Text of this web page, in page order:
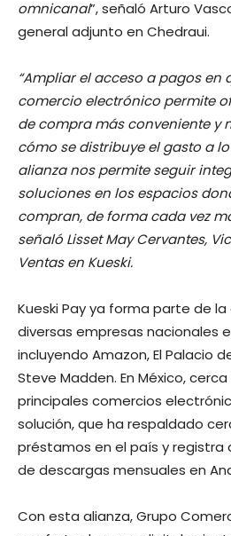
omnicanal”, señaló Arturo
general adjunto en Chedraui.
“Ampliar el acceso a pagos en
comercio electrónico permite
de compra más conveniente y
cómo se distribuye el gasto a
alianza nos permite seguir
soluciones en los espacios
compran, de forma cada vez
señaló Lisset May Cervantes,
Ventas en Kueski.
Kueski Pay ya forma parte de
diversas empresas nacionales
incluyendo Amazon, El Palacio
Steve Madden. En México,
principales comercios
solución, que ha respaldado
préstamos en el país y registra
de descargas mensuales en
Con esta alianza, Grupo